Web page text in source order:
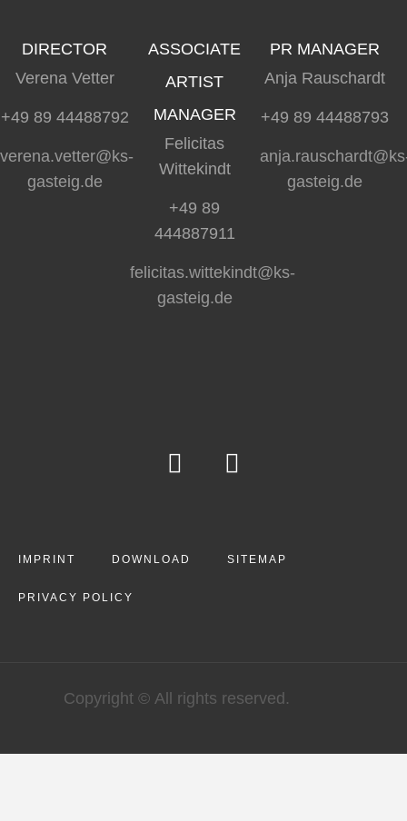
DIRECTOR
Verena Vetter
+49 89 44488792
verena.vetter@ks-
gasteig.de
ASSOCIATE
ARTIST
MANAGER
Felicitas
Wittekindt
+49 89
444887911
felicitas.wittekindt@ks-
gasteig.de
PR MANAGER
Anja Rauschardt
+49 89 44488793
gasteig.de
IMPRINT DOWNLOAD SITEMAP
PRIVACY POLICY
Copyright © All rights reserved.